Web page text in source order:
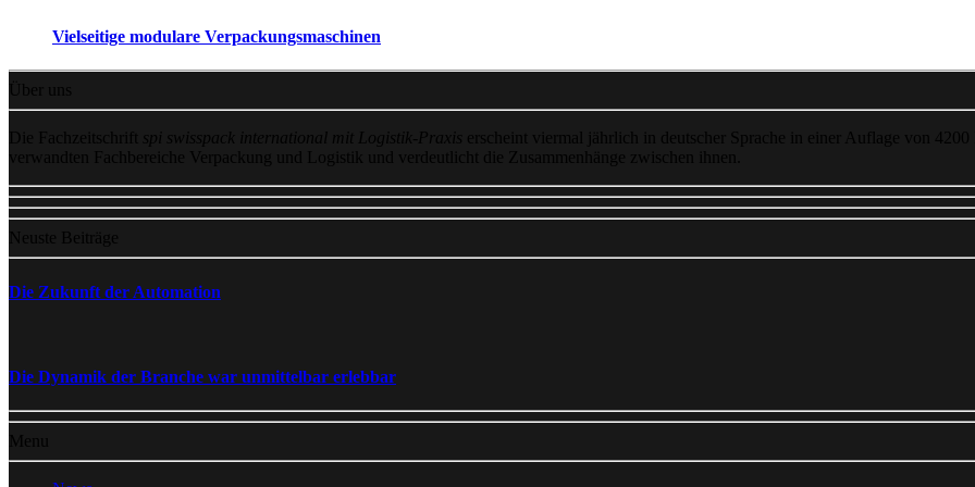
Vielseitige modulare Verpackungsmaschinen
Über uns
Die Fachzeitschrift spi swisspack international mit Logistik-Praxis erscheint viermal jährlich in deutscher Sprache in einer Auflage von
verwandten Fachbereiche Verpackung und Logistik und verdeutlicht die Zusammenhänge zwischen ihnen.
Neuste Beiträge
Die Zukunft der Automation
Die Dynamik der Branche war unmittelbar erlebbar
Menu